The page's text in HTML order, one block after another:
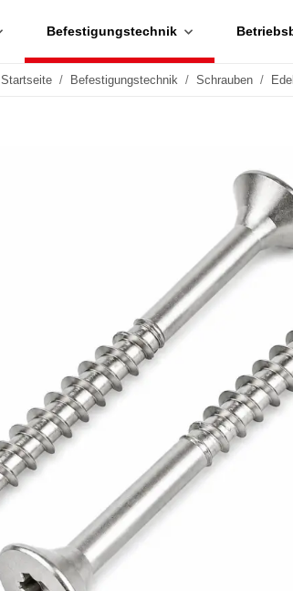
Befestigungstechnik
Startseite Befestigungstechnik Schrauben